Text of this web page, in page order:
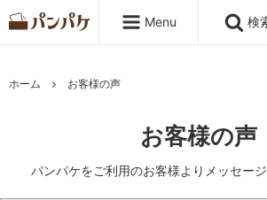
Menu 検
ホーム お客様の声
お客様の声
パンパケをご利用のお客様よりメッセー